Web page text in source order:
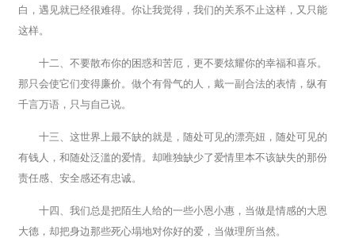
白，遇见就已经很难得。你让我觉得，我们的关系不止这样，又只能
这样。
十二、不要散布你的困惑和苦厄，更不要炫耀你的幸福和喜乐。
那只会使它们变得廉价。做个有骨气的人，戴一副合法的表情，纵有
千言万语，只与自己说。
十三、这世界上最不缺的就是，随处可见的漂亮妞，随处可见的
有钱人，和随处泛滥的爱情。却唯独缺少了爱情里本不该缺失的那份
责任感、安全感还有忠诚。
十四、我们总是把陌生人给的一些小恩小惠，当做是情感的大恩
大德，却把身边那些死心塌地对你好的爱，当做理所当然。